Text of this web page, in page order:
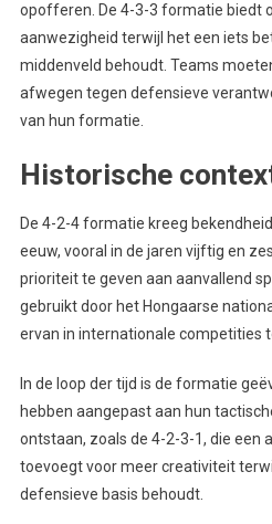
opofferen. De 4-3-3 formatie biedt
aanwezigheid terwijl het een iets
middenveld behoudt. Teams
afwegen tegen defensieve
van hun formatie.
Historische
De 4-2-4 formatie kreeg
eeuw, vooral in de jaren vijftig en
prioriteit te geven aan aanvallend
gebruikt door het Hongaarse
ervan in internationale competities
In de loop der tijd is de formatie
hebben aangepast aan hun
ontstaan, zoals de 4-2-3-1, die een
toevoegt voor meer creativiteit
defensieve basis behoudt.